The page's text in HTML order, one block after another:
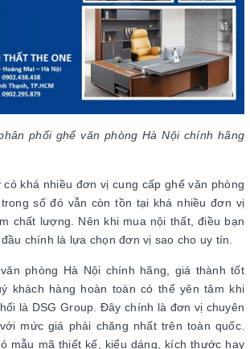
phối ghế văn phòng Hà Nội chính hãng
khá nhiều đơn vị cung cấp ghế văn phòng
số đó vẫn còn tồn tại khá nhiều đơn vị
chất lượng. Nên khi mua nội thất, điều bạn
chính là lựa chọn đơn vị sao cho uy tín.
phòng Hà Nội chính hãng, giá thành tốt
khách hàng hoàn toàn có thể yên tâm khi
là DSG Group. Đây chính là đơn vị chuyên
mức giá phải chăng nhất trên toàn quốc.
mẫu mã thiết kế, kiểu dáng, kích thước hay